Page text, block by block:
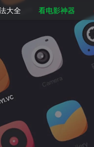
大全 看电影神器